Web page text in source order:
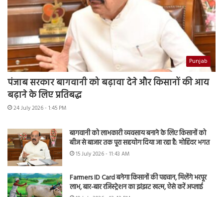
Punjab
पंजाब सरकार बागवानी को बढ़ावा देने और किसानों की आय
बढ़ाने के लिए प्रतिबद्ध
24 July 2026 - 1:45 PM
बागवानी को लाभकारी व्यवसाय बनाने के लिए किसानों को
बीज से बाजार तक पूरा सहयोग दिया जा रहा है: मोहिंदर भगत
15 July 2026 - 11:43 AM
Farmers ID Card बनेगा किसानों की पहचान, मिलेंगे भरपूर
लाभ, बार-बार रजिस्ट्रेशन का झंझट खत्म, ऐसे करें अप्लाई